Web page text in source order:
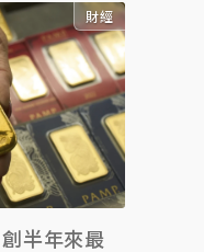
財經
半年來最